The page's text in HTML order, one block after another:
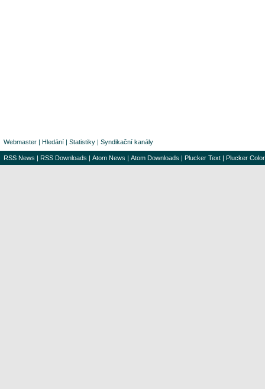
Webmaster | Hledání | Statistiky | Syndikační kanály
RSS News | RSS Downloads | Atom News | Atom Downloads | Plucker Text | Plucker Color